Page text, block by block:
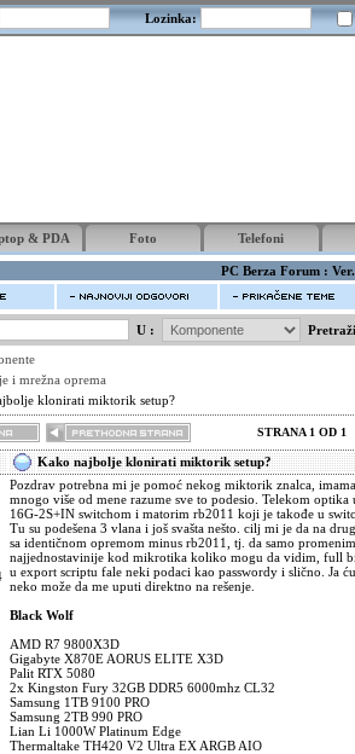
Lozinka:
& PDA Foto Telefoni
PC Berza Forum :
U :
i mrežna oprema
klonirati miktorik setup?
STRANA 1 OD 1
Kako najbolje klonirati miktorik setup?
Pozdrav potrebna mi je pomoć nekog miktorik znalca,
mnogo više od mene razume sve to podesio. Telekom
16G-2S+IN switchom i matorim rb2011 koji je takođe u
Tu su podešena 3 vlana i još svašta nešto. cilj mi je da na
sa identičnom opremom minus rb2011, tj. da samo
najjednostavinije kod mikrotika koliko mogu da vidim, full
u export scriptu fale neki podaci kao passwordy i slično. Ja
neko može da me uputi direktno na rešenje.
Black Wolf
AMD R7 9800X3D
Gigabyte X870E AORUS ELITE X3D
Palit RTX 5080
2x Kingston Fury 32GB DDR5 6000mhz CL32
Samsung 1TB 9100 PRO
Samsung 2TB 990 PRO
Lian Li 1000W Platinum Edge
Thermaltake TH420 V2 Ultra EX ARGB AIO